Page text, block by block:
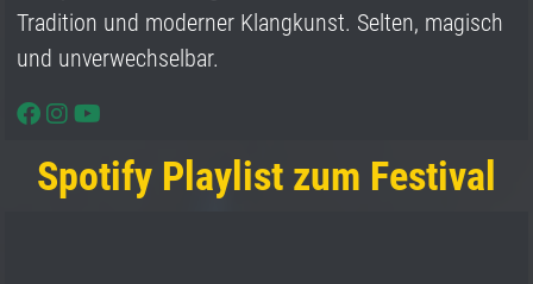
Tradition und moderner Klangkunst. Selten, magisch
und unverwechselbar.
Spotify Playlist zum Festival